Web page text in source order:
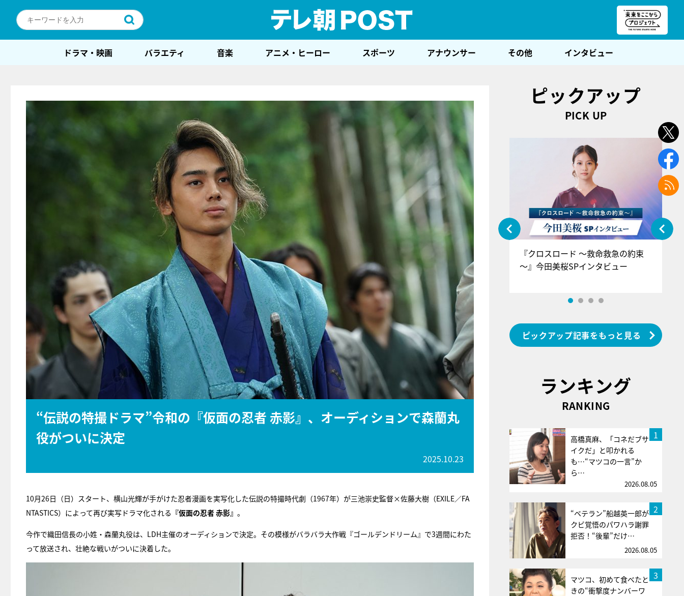
ドラマ・映画 バラエティ 音楽 アニメ・ヒーロー スポーツ アナウンサー その他 インタビュー
“伝説の特撮ドラマ”令和の『仮面の忍者 赤影』、オーディションで森蘭丸
役がついに決定
2025.10.23
10月26日（日）スタート、横山光輝が手がけた忍者漫画を実写化した伝説の特撮時代劇（1967年）が三池崇史監督×佐藤大樹（EXILE／FA
NTASTICS）によって再び実写ドラマ化される 『仮面の忍者 赤影』 。
今作で織田信長の小姓・森蘭丸役は、LDH主催のオーディションで決定。その模様がバラバラ大作戦『ゴールデンドリーム』で3週間にわた
って放送され、壮絶な戦いがついに決着した。
ピックアップ
PICK UP
『アイ＝ラブ！げーみんぐ』＝LOV
E齋藤樹愛羅＆佐々木舞香SPインタ
ビュー
『クロスロード ～救命救急の約束
～』今田美桜SPインタビュー
ピックアップ記事をもっと見る
ランキング
RANKING
1
高橋真麻、「コネだブサ
イクだ」と叩かれる
も…“マツコの一言”か
ら…
2026.08.05
2
“ベテラン”船越英一郎が
クビ覚悟のパワハラ謝罪
拒否！“後輩”だけ…
2026.08.05
3
マツコ、初めて食べたと
きの“衝撃度ナンバーワ